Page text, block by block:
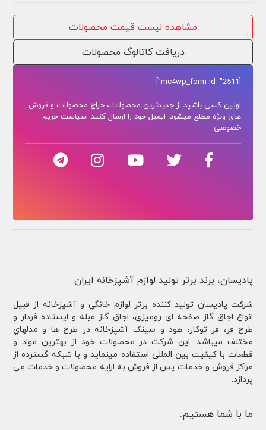
مشاهده لیست قیمت محصولات
دریافت کاتالوگ محصولات
[mc4wp_form id="2511"]
اولین کسی باشید از جدیدترین محصولات، حراج محصولات و فروش
های ویژه مطلع میشود. ایمیل خود را ارسال کنید. سیاست حریم
خصوصی
پادیسان، برند برتر تولید لوازم آشپزخانه ایران
شركت پادیسان توليد کننده برتر لوازم خانگي و آشپزخانه از قبيل
انواع اجاق گاز صفحه ای رومیزی، اجاق گاز مبله و ایستاده فردار و
طرح فر، فر توكار، هود و سینک آشپزخانه در طرح ها و مدلهاي
مختلف ميباشد. این شرکت در محصولات خود از بهترین مواد و
قطعات با کیفیت بین المللی استفاده مینماید و با شبکه گسترده از
مراکز فروش و خدمات پس از فروش به ارایه محصولات و خدمات می
پردازد.
ما با شما هستیم.